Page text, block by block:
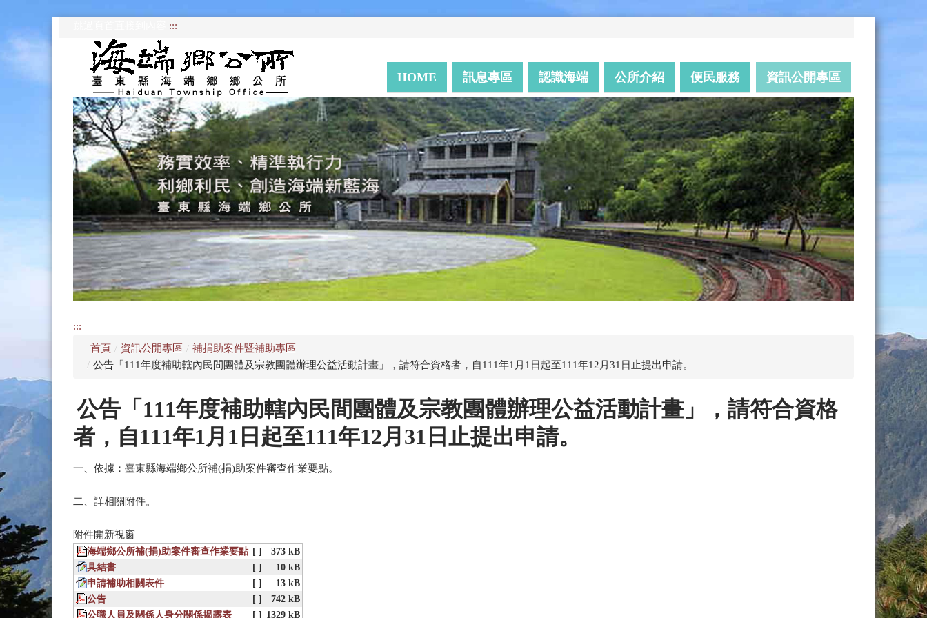
:::
HOME 訊息專區 認識海端 公所介紹 便民服務 資訊公開專區
:::
首頁 / 資訊公開專區 / 補捐助案件暨補助專區
/ 公告「111年度補助轄內民間團體及宗教團體辦理公益活動計畫」，請符合資格者，自111年1月1日起至111年12月31日止提出申請。
公告「111年度補助轄內民間團體及宗教團體辦理公益活動計畫」，請符合資格
者，自111年1月1日起至111年12月31日止提出申請。
一、依據：臺東縣海端鄉公所補(捐)助案件審查作業要點。
二、詳相關附件。
附件開新視窗
海端鄉公所補(捐)助案件審查作業要點 [ ]
373 kB
具結書
[ ]
10 kB
申請補助相關表件
[ ]
13 kB
公告
[ ]
742 kB
公職人員及關係人身分關係揭露表
[ ] 1329 kB